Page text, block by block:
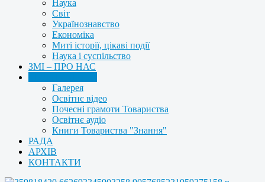
Наука
Світ
Українознавство
Економіка
Миті історії, цікаві події
Наука і суспільство
ЗМІ – ПРО НАС
Галерея
Освітнє відео
Почесні грамоти Товариства
Освітнє аудіо
Книги Товариства "Знання"
РАДА
АРХІВ
КОНТАКТИ